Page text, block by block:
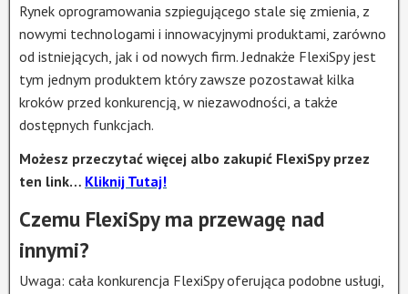
Rynek oprogramowania szpiegującego stale się zmienia, z
nowymi technologami i innowacyjnymi produktami, zarówno
od istniejących, jak i od nowych firm. Jednakże FlexiSpy jest
tym jednym produktem który zawsze pozostawał kilka
kroków przed konkurencją, w niezawodności, a także
dostępnych funkcjach.
Możesz przeczytać więcej albo zakupić FlexiSpy przez
ten link… Kliknij Tutaj!
Czemu FlexiSpy ma przewagę nad
innymi?
Uwaga: cała konkurencja FlexiSpy oferująca podobne usługi,